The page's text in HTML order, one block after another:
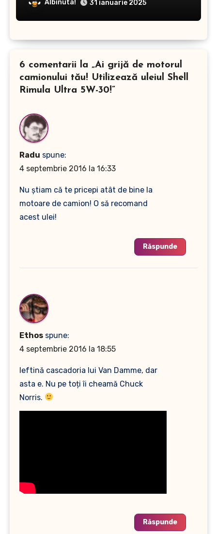
Albinuta! 31 ianuarie 2025
6 comentarii la „Ai grijă de motorul
camionului tău! Utilizează uleiul Shell
Rimula Ultra 5W-30!”
Radu spune:
4 septembrie 2016 la 16:33
Nu ştiam că te pricepi atât de bine la
motoare de camion! O să recomand
acest ulei!
Răspunde
Ethos spune:
4 septembrie 2016 la 18:55
Ieftină cascadoria lui Van Damme, dar
asta e. Nu pe toți îi cheamă Chuck
Norris.
Răspunde